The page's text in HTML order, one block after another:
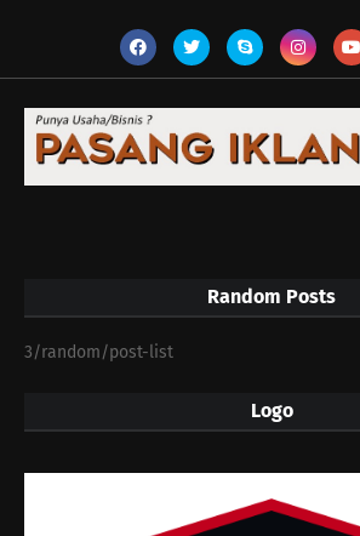
Random Posts
3/random/post-list
Logo